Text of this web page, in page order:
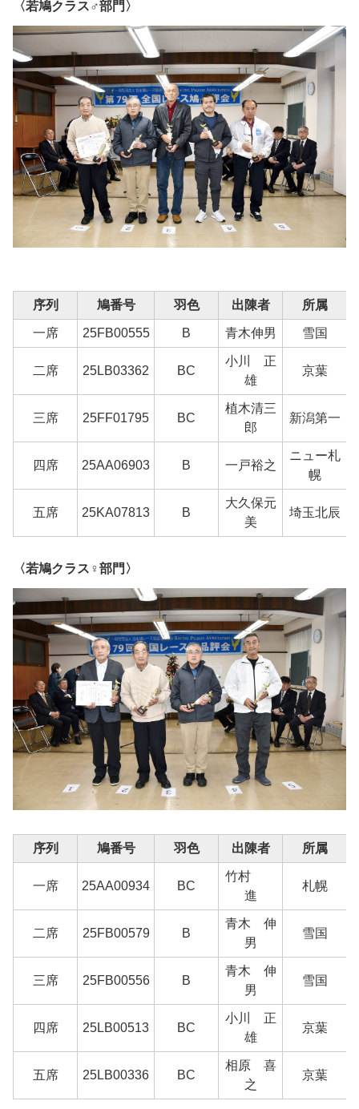
〈若鳩クラス♂部門〉
序列 鳩番号 羽色 出陳者 所属
一席 25FB00555 B 青木伸男 雪国
二席 25LB03362 BC
小川 正
雄
京葉
三席 25FF01795 BC
植木清三
郎
新潟第一
四席 25AA06903 B 一戸裕之
ニュー札
幌
五席 25KA07813 B
大久保元
美
埼玉北辰
〈若鳩クラス♀部門〉
序列 鳩番号 羽色 出陳者 所属
一席 25AA00934 BC
竹村
進
札幌
二席 25FB00579 B
青木 伸
男
雪国
三席 25FB00556 B
青木 伸
男
雪国
四席 25LB00513 BC
小川 正
雄
京葉
五席 25LB00336 BC
相原 喜
之
京葉